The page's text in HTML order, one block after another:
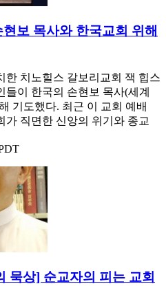
보 목사와 한국교회 위해
한 치노힐스 갈보리교회 잭 힙스
들이 한국의 손현보 목사(세계
기도했다. 최근 이 교회 예배
가 직면한 신앙의 위기와 종교
묵상] 순교자의 피는 교회